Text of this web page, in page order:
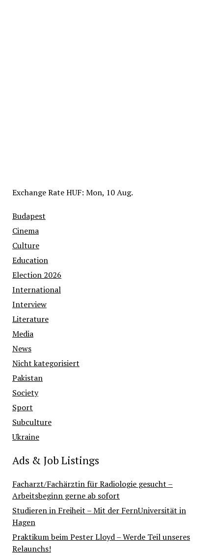
Exchange RateHUF: Mon, 10 Aug.
Budapest
Cinema
Culture
Education
Election 2026
International
Interview
Literature
Media
News
Nicht kategorisiert
Pakistan
Society
Sport
Subculture
Ukraine
Ads & Job Listings
Facharzt/Fachärztin für Radiologie gesucht –
Arbeitsbeginn gerne ab sofort
Studieren in Freiheit – Mit der FernUniversität in
Hagen
Praktikum beim Pester Lloyd – Werde Teil unseres
Relaunchs!